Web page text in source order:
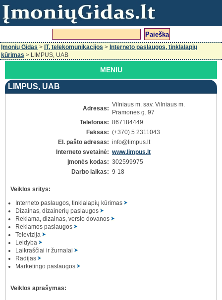
Įmonių Gidas > IT, telekomunikacijos > Interneto paslaugos, tinklalapių
kūrimas > LIMPUS, UAB
MENIU
LIMPUS, UAB
Adresas:
Vilniaus m. sav. Vilniaus m.
Pramonės g. 97
Telefonas: 867184449
Faksas: (+370) 5 2311043
El. pašto adresas: info@limpus.lt
Interneto svetainė: www.limpus.lt
Įmonės kodas: 302599975
Darbo laikas: 9-18
Veiklos sritys:
Interneto paslaugos, tinklalapių kūrimas
Dizainas, dizainerių paslaugos
Reklama, dizainas, verslo dovanos
Reklamos paslaugos
Televizija
Leidyba
Laikraščiai ir žurnalai
Radijas
Marketingo paslaugos
Veiklos aprašymas: